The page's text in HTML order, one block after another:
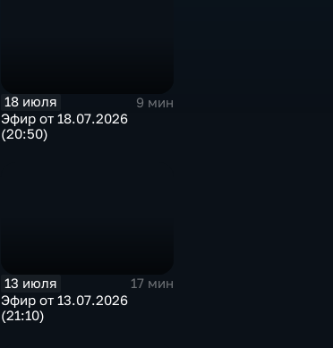
18 июля
9 мин
Эфир от 18.07.2026
(20:50)
13 июля
17 мин
Эфир от 13.07.2026
(21:10)